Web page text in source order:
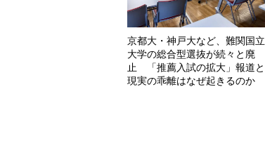
京都大・神戸大など、難関国立
大学の総合型選抜が続々と廃
止 「推薦入試の拡大」報道と
現実の乖離はなぜ起きるのか